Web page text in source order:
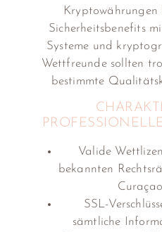
Kryptowährungen
Sicherheitsbenefits
Systeme und
Wettfreunde sollten
bestimmte
Valide
bekannten
SSL-
sämtliche